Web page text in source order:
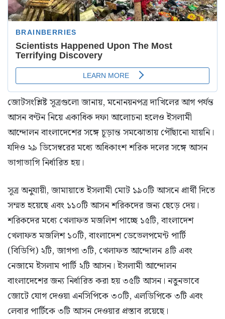
জোটসংশ্লিষ্ট সূত্রগুলো জানায়, মনোনয়নপত্র দাখিলের আগ পর্যন্ত
আসন বণ্টন নিয়ে একাধিক দফা আলোচনা হলেও ইসলামী
আন্দোলন বাংলাদেশের সঙ্গে চূড়ান্ত সমঝোতায় পৌঁছানো যায়নি।
যদিও ২৯ ডিসেম্বরের মধ্যে অধিকাংশ শরিক দলের সঙ্গে আসন
ভাগাভাগি নির্ধারিত হয়।
সূত্র অনুযায়ী, জামায়াতে ইসলামী মোট ১৯০টি আসনে প্রার্থী দিতে
সম্মত হয়েছে এবং ১১০টি আসন শরিকদের জন্য ছেড়ে দেয়।
শরিকদের মধ্যে খেলাফত মজলিশ পাচ্ছে ১৫টি, বাংলাদেশ
খেলাফত মজলিশ ১০টি, বাংলাদেশ ডেভেলপমেন্ট পার্টি
(বিডিপি) ২টি, জাগপা ৩টি, খেলাফত আন্দোলন ৪টি এবং
নেজামে ইসলাম পার্টি ২টি আসন। ইসলামী আন্দোলন
বাংলাদেশের জন্য নির্ধারিত করা হয় ৩৫টি আসন। নতুনভাবে
জোটে যোগ দেওয়া এনসিপিকে ৩০টি, এলডিপিকে ৩টি এবং
লেবার পার্টিকে ৩টি আসন দেওয়ার প্রস্তাব রয়েছে।